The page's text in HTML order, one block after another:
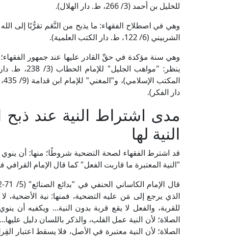
للخليل بن أحمد (3/ 266، ط. دار الهلال).
وهي في اصطلاح الفقهاء: ما يذبح من النَّعَم تقرُّبًا
الشربيني (6/ 122، ط. دار الكتب العلمية).
وهي سنة مؤكدة في حقِّ القادر عليها عند جمهور الفقهاء؛
دار الفكر).
مدى اشتراط النية عند
النية لها
قد اشترط الفقهاء لصحة التضحية شروطًا؛ منها: أن
"النية المعتبرة ما قاربت الفعل" كما قال الإمام القرافي في "الذخيرة" (4/ 156، ط.
الذي يرجع إلى مَن عليه التضحية، فمنها: نية الأضحية،
للقربة، والفعل لا يقع قربة بدون النية... ويكفيه أن
الصلاة؛ لأن النية عمل القلب، والذكر باللسان دليل
الصلاة؛ لأن النية معتبرة في الأصل، فلا يسقط اعتبار